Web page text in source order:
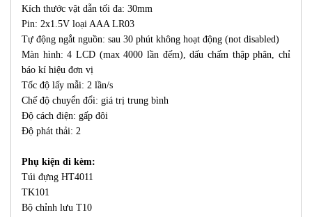
Kích thước vật dẫn tối đa: 30mm
Pin: 2x1.5V loại AAA LR03
Tự động ngắt nguồn: sau 30 phút không hoạt động (not disabled)
Màn hình: 4 LCD (max 4000 lần đếm), dấu chấm thập phân, chỉ
báo kí hiệu đơn vị
Tốc độ lấy mẫi: 2 lần/s
Chế độ chuyển đổi: giá trị trung bình
Độ cách điện: gấp đôi
Độ phát thải: 2
Phụ kiện đi kèm:
Túi đựng HT4011
TK101
Bộ chỉnh lưu T10